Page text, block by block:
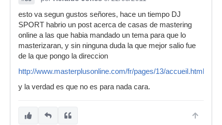
esto va segun gustos señores, hace un tiempo DJ
SPORT habrio un post acerca de casas de mastering
online a las que habia mandado un tema para que lo
masterizaran, y sin ninguna duda la que mejor salio fue
de la que pongo la direccion
http://www.masterplusonline.com/fr/pages/13/accueil.html
y la verdad es que no es para nada cara.